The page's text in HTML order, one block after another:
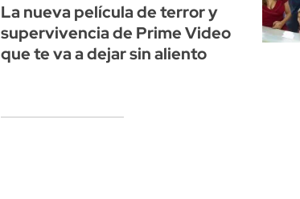
La nueva película de terror y
supervivencia de Prime Video
que te va a dejar sin aliento